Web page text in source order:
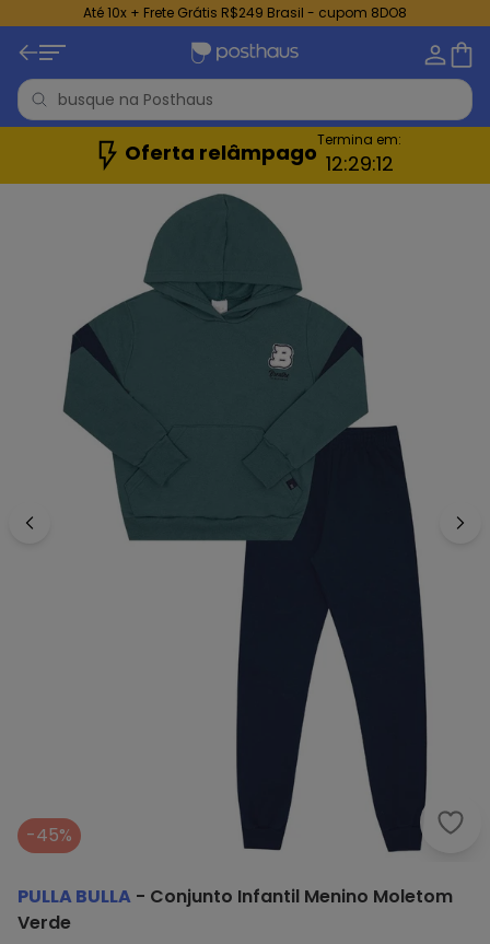
Até 10x + Frete Grátis R$249 Brasil - cupom 8DO8
Oferta relâmpagoTermina em:
12:29:10
-45%
PULLA BULLA - Conjunto Infantil Menino Moletom
Verde